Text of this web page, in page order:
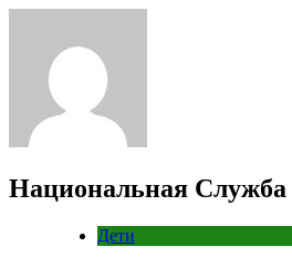
Национальная Служба
Дети